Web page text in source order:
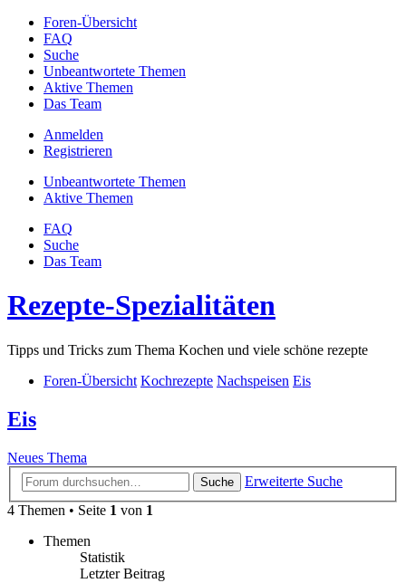
Foren-Übersicht
FAQ
Suche
Unbeantwortete Themen
Aktive Themen
Das Team
Anmelden
Registrieren
Unbeantwortete Themen
Aktive Themen
FAQ
Suche
Das Team
Rezepte-Spezialitäten
Tipps und Tricks zum Thema Kochen und viele schöne rezepte
Foren-Übersicht Kochrezepte Nachspeisen Eis
Eis
Neues Thema
Suche
Erweiterte Suche
4 Themen • Seite 1 von 1
Themen
Statistik
Letzter Beitrag